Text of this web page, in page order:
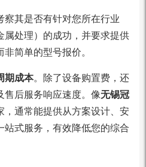
察其是否有针对您所在行业
属处理）的成功，并要求提供
简单的型号报价。
期成本。除了设备购置费，还
售后服务响应速度。像无锡冠
，通常能提供从方案设计、安
站式服务，有效降低您的综合